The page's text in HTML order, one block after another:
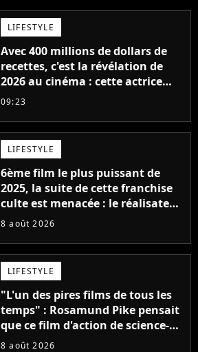
LIFESTYLE
Avec 400 millions de dollars de
recettes, c'est la révélation de
2026 au cinéma : cette actrice
adorée prête à remplacer
09:23
LIFESTYLE
6ème film le plus puissant de
2025, la suite de cette franchise
culte est menacée : le réalisateur
claque la porte pour "différends
8 août 2026
LIFESTYLE
"L'un des pires films de tous les
temps" : Rosamund Pike pensait
que ce film d'action de science-
fiction avec Dwayne Johnson
8 août 2026